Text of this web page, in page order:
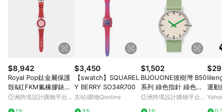
$8,942
Royal Pop鈦金屬保護
殼&紅FKM氟橡膠錶帶-
VIPEX Capsule-香港
亞洲跨境設計購物平台
$3,450
【swatch】SQUAREL
Y BERRY SO34R700
京站i購物Qonline
$1,502
BIJOUONE彼樹灣 B50
系列 綠色指針 綠色系
硅膠表帶 靜音防水手錶
亞洲跨境設計購物平台
運動
支架